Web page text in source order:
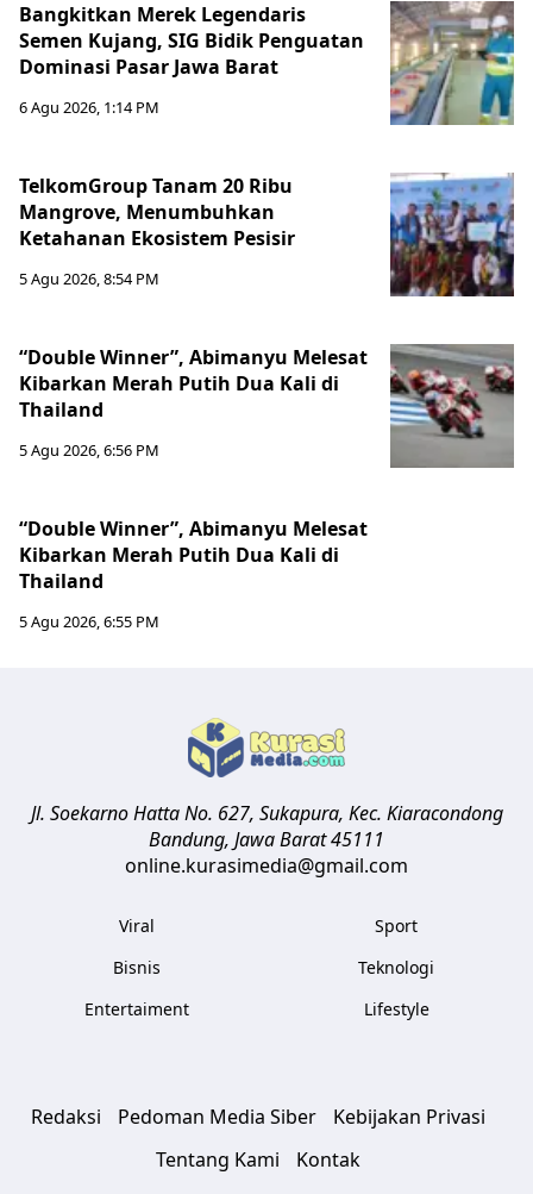
Bangkitkan Merek Legendaris
Semen Kujang, SIG Bidik Penguatan
Dominasi Pasar Jawa Barat
6 Agu 2026, 1:14 PM
TelkomGroup Tanam 20 Ribu
Mangrove, Menumbuhkan
Ketahanan Ekosistem Pesisir
5 Agu 2026, 8:54 PM
“Double Winner”, Abimanyu Melesat
Kibarkan Merah Putih Dua Kali di
Thailand
5 Agu 2026, 6:56 PM
“Double Winner”, Abimanyu Melesat
Kibarkan Merah Putih Dua Kali di
Thailand
5 Agu 2026, 6:55 PM
Jl. Soekarno Hatta No. 627, Sukapura, Kec. Kiaracondong
Bandung, Jawa Barat45111
online.kurasimedia@gmail.com
Viral
Bisnis
Entertaiment
Sport
Teknologi
Lifestyle
Redaksi Pedoman Media Siber
Kebijakan Privasi
Tentang Kami
Kontak